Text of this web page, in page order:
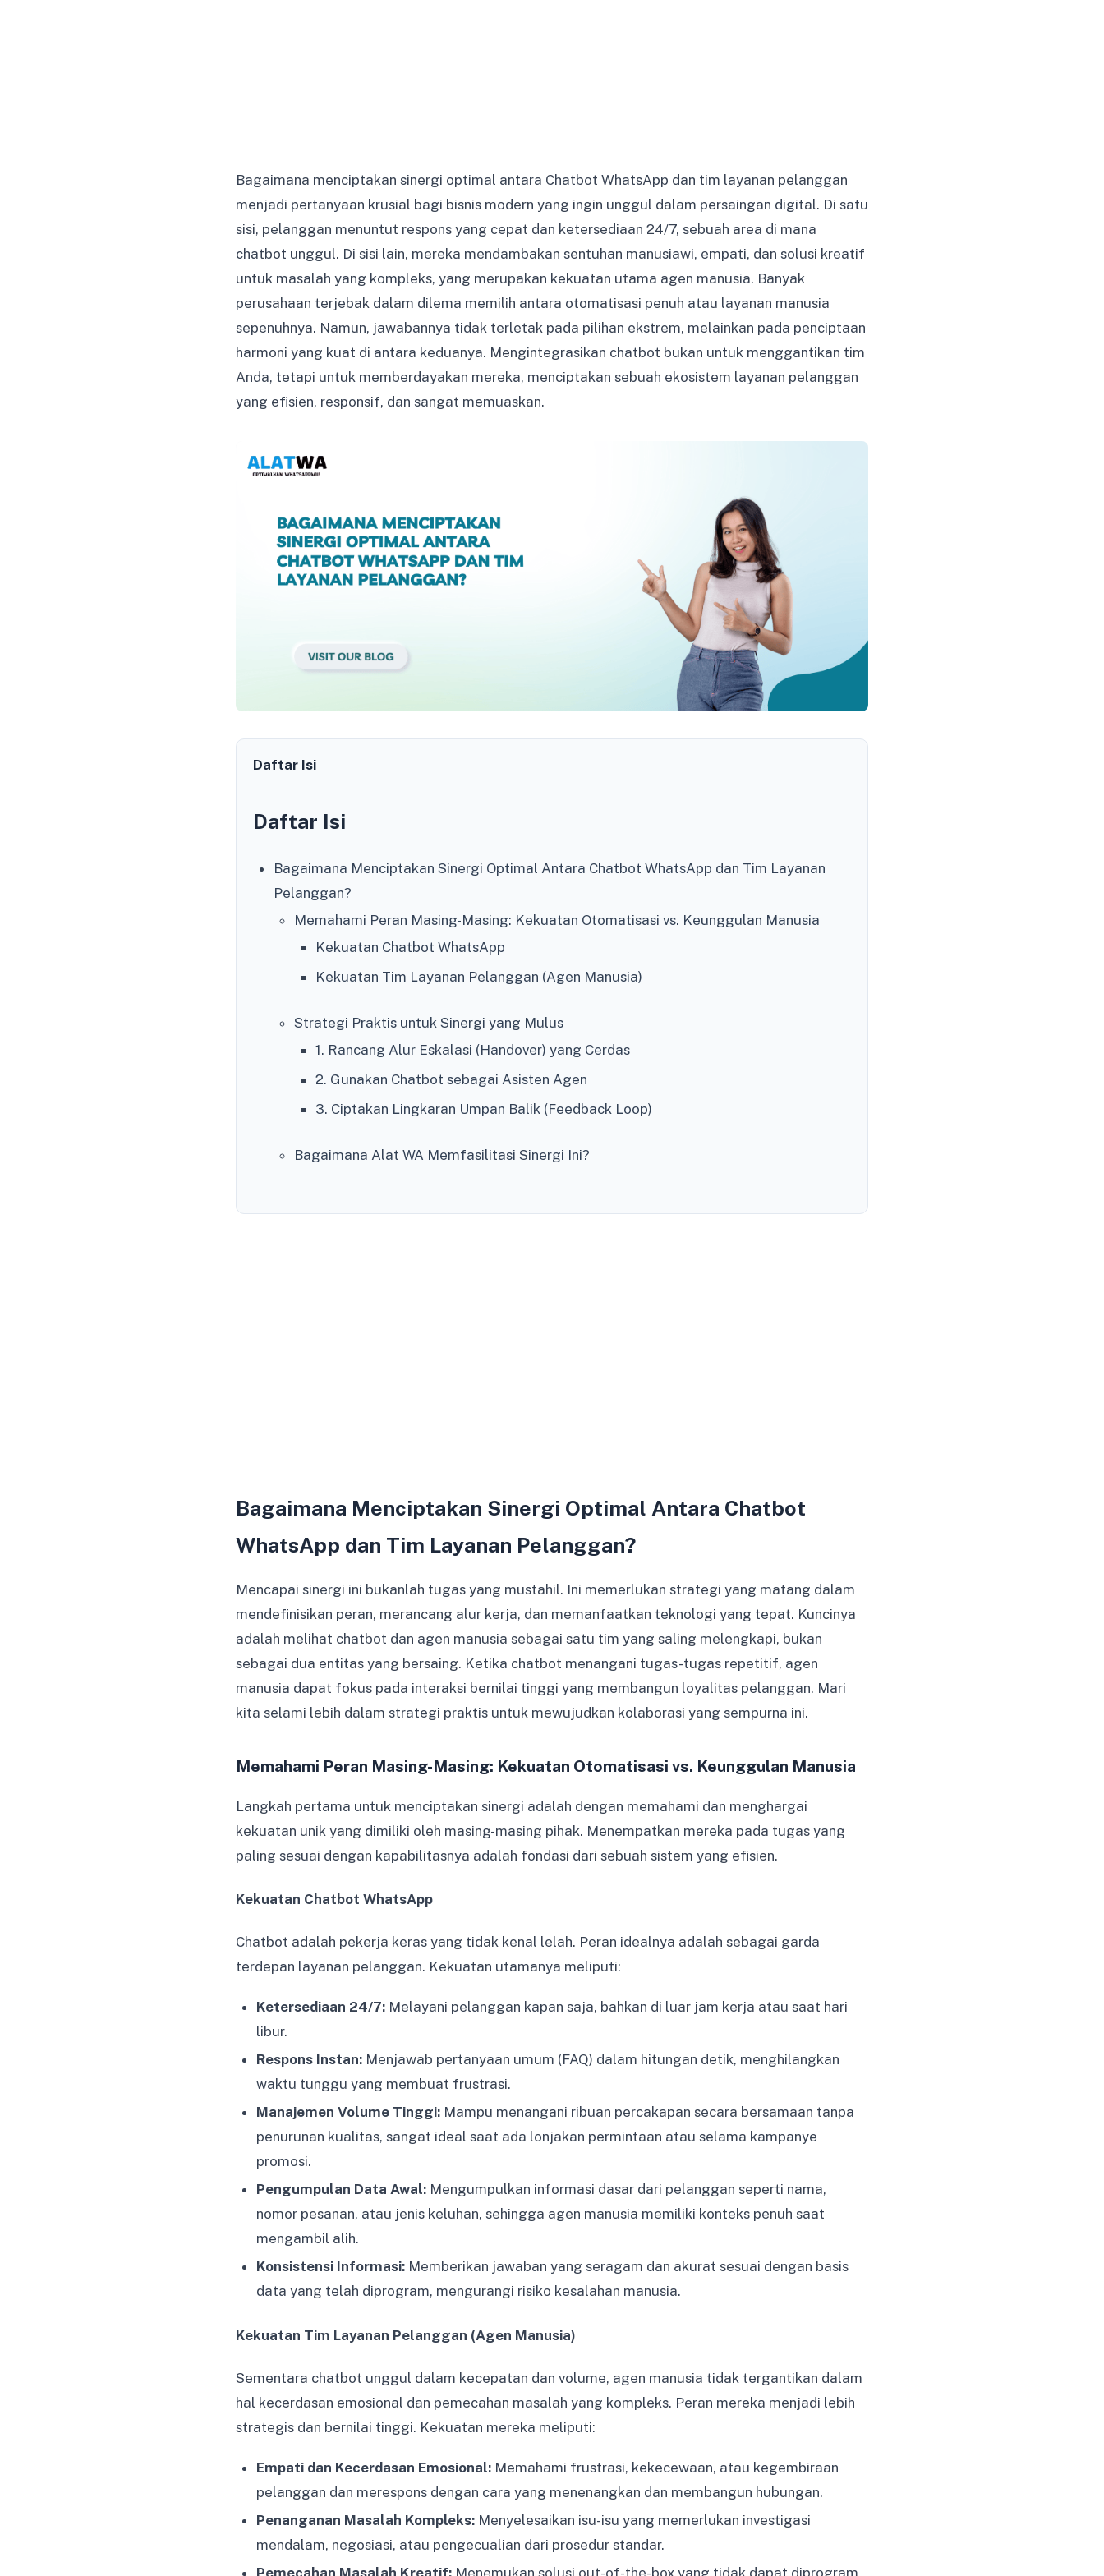
Bagaimana menciptakan sinergi optimal antara Chatbot WhatsApp dan tim layanan pelanggan
menjadi pertanyaan krusial bagi bisnis modern yang ingin unggul dalam persaingan digital. Di satu
sisi, pelanggan menuntut respons yang cepat dan ketersediaan 24/7, sebuah area di mana
chatbot unggul. Di sisi lain, mereka mendambakan sentuhan manusiawi, empati, dan solusi kreatif
untuk masalah yang kompleks, yang merupakan kekuatan utama agen manusia. Banyak
perusahaan terjebak dalam dilema memilih antara otomatisasi penuh atau layanan manusia
sepenuhnya. Namun, jawabannya tidak terletak pada pilihan ekstrem, melainkan pada penciptaan
harmoni yang kuat di antara keduanya. Mengintegrasikan chatbot bukan untuk menggantikan tim
Anda, tetapi untuk memberdayakan mereka, menciptakan sebuah ekosistem layanan pelanggan
yang efisien, responsif, dan sangat memuaskan.
Daftar Isi
Daftar Isi
Bagaimana Menciptakan Sinergi Optimal Antara Chatbot WhatsApp dan Tim Layanan
Pelanggan?
Memahami Peran Masing-Masing: Kekuatan Otomatisasi vs. Keunggulan Manusia
Kekuatan Chatbot WhatsApp
Kekuatan Tim Layanan Pelanggan (Agen Manusia)
Strategi Praktis untuk Sinergi yang Mulus
1. Rancang Alur Eskalasi (Handover) yang Cerdas
2. Gunakan Chatbot sebagai Asisten Agen
3. Ciptakan Lingkaran Umpan Balik (Feedback Loop)
Bagaimana Alat WA Memfasilitasi Sinergi Ini?
Bagaimana Menciptakan Sinergi Optimal Antara Chatbot
WhatsApp dan Tim Layanan Pelanggan?
Mencapai sinergi ini bukanlah tugas yang mustahil. Ini memerlukan strategi yang matang dalam
mendefinisikan peran, merancang alur kerja, dan memanfaatkan teknologi yang tepat. Kuncinya
adalah melihat chatbot dan agen manusia sebagai satu tim yang saling melengkapi, bukan
sebagai dua entitas yang bersaing. Ketika chatbot menangani tugas-tugas repetitif, agen
manusia dapat fokus pada interaksi bernilai tinggi yang membangun loyalitas pelanggan. Mari
kita selami lebih dalam strategi praktis untuk mewujudkan kolaborasi yang sempurna ini.
Memahami Peran Masing-Masing: Kekuatan Otomatisasi vs. Keunggulan Manusia
Langkah pertama untuk menciptakan sinergi adalah dengan memahami dan menghargai
kekuatan unik yang dimiliki oleh masing-masing pihak. Menempatkan mereka pada tugas yang
paling sesuai dengan kapabilitasnya adalah fondasi dari sebuah sistem yang efisien.
Kekuatan Chatbot WhatsApp
Chatbot adalah pekerja keras yang tidak kenal lelah. Peran idealnya adalah sebagai garda
terdepan layanan pelanggan. Kekuatan utamanya meliputi:
Ketersediaan 24/7: Melayani pelanggan kapan saja, bahkan di luar jam kerja atau saat hari
libur.
Respons Instan: Menjawab pertanyaan umum (FAQ) dalam hitungan detik, menghilangkan
waktu tunggu yang membuat frustrasi.
Manajemen Volume Tinggi: Mampu menangani ribuan percakapan secara bersamaan tanpa
penurunan kualitas, sangat ideal saat ada lonjakan permintaan atau selama kampanye
promosi.
Pengumpulan Data Awal: Mengumpulkan informasi dasar dari pelanggan seperti nama,
nomor pesanan, atau jenis keluhan, sehingga agen manusia memiliki konteks penuh saat
mengambil alih.
Konsistensi Informasi: Memberikan jawaban yang seragam dan akurat sesuai dengan basis
data yang telah diprogram, mengurangi risiko kesalahan manusia.
Kekuatan Tim Layanan Pelanggan (Agen Manusia)
Sementara chatbot unggul dalam kecepatan dan volume, agen manusia tidak tergantikan dalam
hal kecerdasan emosional dan pemecahan masalah yang kompleks. Peran mereka menjadi lebih
strategis dan bernilai tinggi. Kekuatan mereka meliputi:
Empati dan Kecerdasan Emosional: Memahami frustrasi, kekecewaan, atau kegembiraan
pelanggan dan merespons dengan cara yang menenangkan dan membangun hubungan.
Penanganan Masalah Kompleks: Menyelesaikan isu-isu yang memerlukan investigasi
mendalam, negosiasi, atau pengecualian dari prosedur standar.